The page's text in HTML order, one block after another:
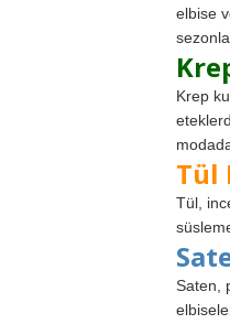
elbise
Krep
Tül
Tül,
Saten,